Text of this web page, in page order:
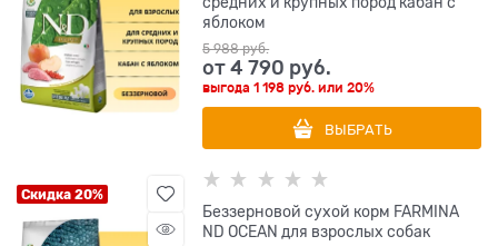
яблоком
5 988 руб.
от4 790 руб.
выгода1 198 руб. или20%
ВЫБРАТЬ
Скидка 20%
Беззерновой cухой корм FARMINA
ND OCEAN для взрослых собак